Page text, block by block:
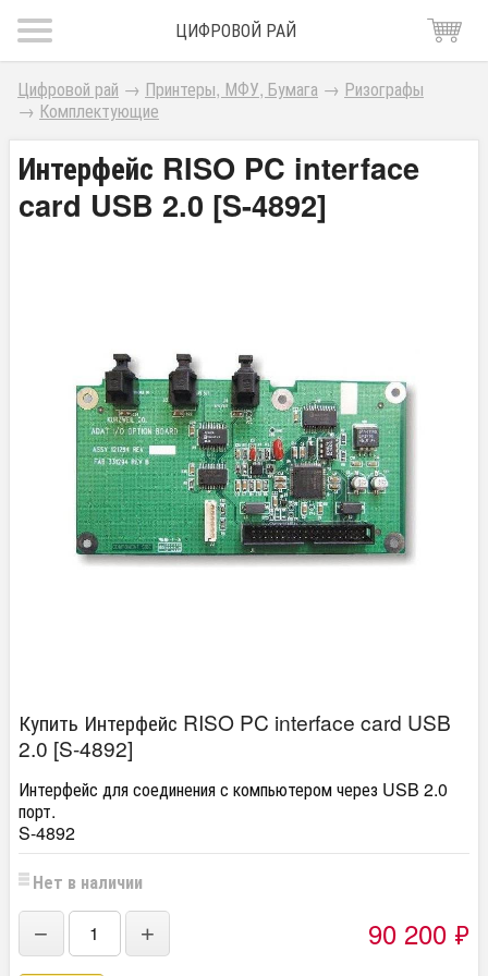
ЦИФРОВОЙ РАЙ
Цифровой рай → Принтеры, МФУ, Бумага → Ризографы
→ Комплектующие
Интерфейс RISO PC interface
card USB 2.0 [S-4892]
Купить Интерфейс RISO PC interface card USB
2.0 [S-4892]
Интерфейс для соединения с компьютером через USB 2.0
порт.
S-4892
Нет в наличии
− + 90 200 ₽